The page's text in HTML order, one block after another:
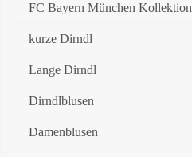
FC Bayern München Kollektion
kurze Dirndl
Lange Dirndl
Dirndlblusen
Damenblusen